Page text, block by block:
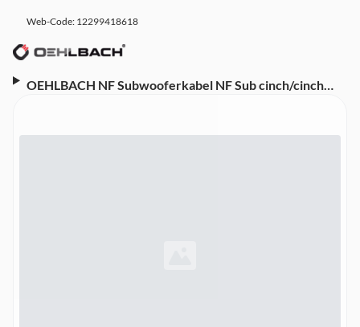
Web-Code: 12299418618
OEHLBACH NF Subwooferkabel NF Sub cinch/cinch